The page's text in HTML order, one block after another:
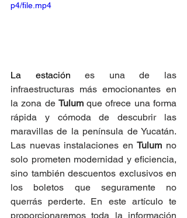
p4/file.mp4
La estación es una de las
infraestructuras más emocionantes en
la zona de Tulum que ofrece una forma
rápida y cómoda de descubrir las
maravillas de la península de Yucatán.
Las nuevas instalaciones en Tulum no
solo prometen modernidad y eficiencia,
sino también descuentos exclusivos en
los boletos que seguramente no
querrás perderte. En este artículo te
proporcionaremos toda la información